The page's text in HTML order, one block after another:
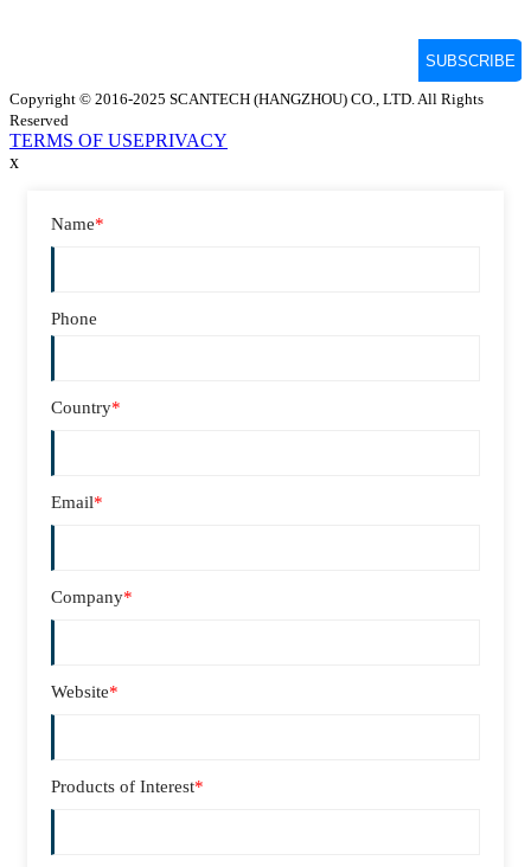
Copyright © 2016-2025 SCANTECH (HANGZHOU) CO., LTD. All Rights
Reserved
TERMS OF USEPRIVACY
x
Name*
Phone
Country*
Email*
Company*
Website*
Products of Interest*